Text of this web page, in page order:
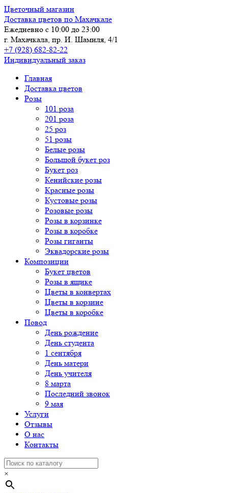
Цветочный магазин
Доставка цветов по Махачкале
Ежедневно с 10:00 до 23:00
г. Махачкала, пр. И. Шамиля, 4/1
+7 (928) 682-82-22
Индивидуальный заказ
Главная
Доставка цветов
Розы
101 роза
201 роза
25 роз
51 розы
Белые розы
Большой букет роз
Букет роз
Кенийские розы
Красные розы
Кустовые розы
Розовые розы
Розы в корзинке
Розы в коробке
Розы гиганты
Эквадорские розы
Композиции
Букет цветов
Розы в ящике
Цветы в конвертах
Цветы в корзине
Цветы в коробке
Повод
День рождение
День студента
1 сентября
День матери
День учителя
8 марта
Последний звонок
9 мая
Услуги
Отзывы
О нас
Контакты
×